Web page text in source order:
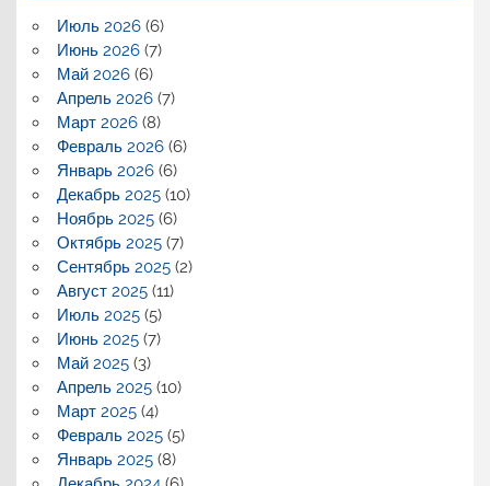
Июль 2026(6)
Июнь 2026(7)
Май 2026(6)
Апрель 2026(7)
Март 2026(8)
Февраль 2026(6)
Январь 2026(6)
Декабрь 2025(10)
Ноябрь 2025(6)
Октябрь 2025(7)
Сентябрь 2025(2)
Август 2025(11)
Июль 2025(5)
Июнь 2025(7)
Май 2025(3)
Апрель 2025(10)
Март 2025(4)
Февраль 2025(5)
Январь 2025(8)